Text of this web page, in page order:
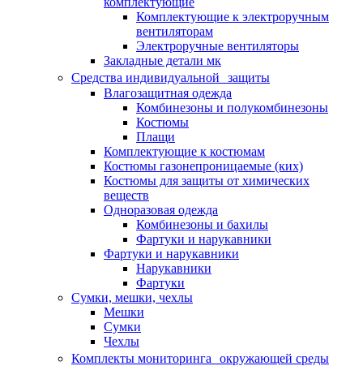
Комплектующие к электроручным
вентиляторам
Электроручные вентиляторы
Закладные детали мк
Средства индивидуальной защиты
Влагозащитная одежда
Комбинезоны и полукомбинезоны
Костюмы
Плащи
Комплектующие к костюмам
Костюмы газонепроницаемые (ких)
Костюмы для защиты от химических
веществ
Одноразовая одежда
Комбинезоны и бахилы
Фартуки и нарукавники
Фартуки и нарукавники
Нарукавники
Фартуки
Сумки, мешки, чехлы
Мешки
Сумки
Чехлы
Комплекты мониторинга окружающей среды